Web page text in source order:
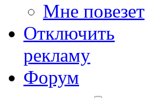
Мне повезет
Отключить
рекламу
Форум